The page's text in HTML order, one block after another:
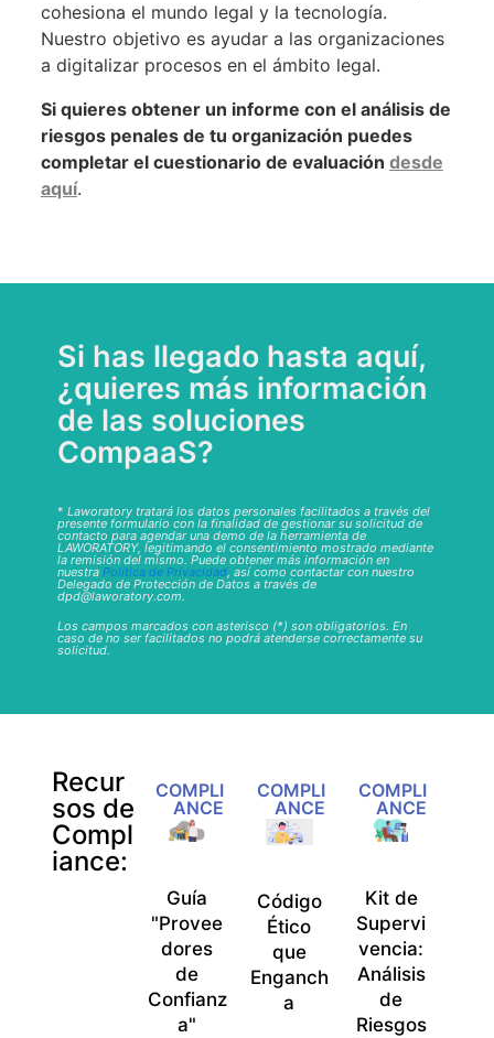
cohesiona el mundo legal y la tecnología.
Nuestro objetivo es ayudar a las organizaciones
a digitalizar procesos en el ámbito legal.
Si quieres obtener un informe con el análisis de
riesgos penales de tu organización puedes
completar el cuestionario de evaluación desde
aquí.
Si has llegado hasta aquí,
¿quieres más información
de las soluciones
CompaaS?
* Laworatory tratará los datos personales facilitados a través del
presente formulario con la finalidad de gestionar su solicitud de
contacto para agendar una demo de la herramienta de
LAWORATORY, legitimando el consentimiento mostrado mediante
la remisión del mismo. Puede obtener más información en
nuestra Política de Privacidad , así como contactar con nuestro
Delegado de Protección de Datos a través de
dpd@laworatory.com.
Los campos marcados con asterisco (*) son obligatorios. En
caso de no ser facilitados no podrá atenderse correctamente su
solicitud.
Recur
sos de
Compl
iance:
COMPLI
ANCE
Guía
"Provee
dores
de
Confianz
a"
COMPLI
ANCE
Código
Ético
que
Enganch
a
COMPLI
ANCE
Kit de
Supervi
vencia:
Análisis
de
Riesgos